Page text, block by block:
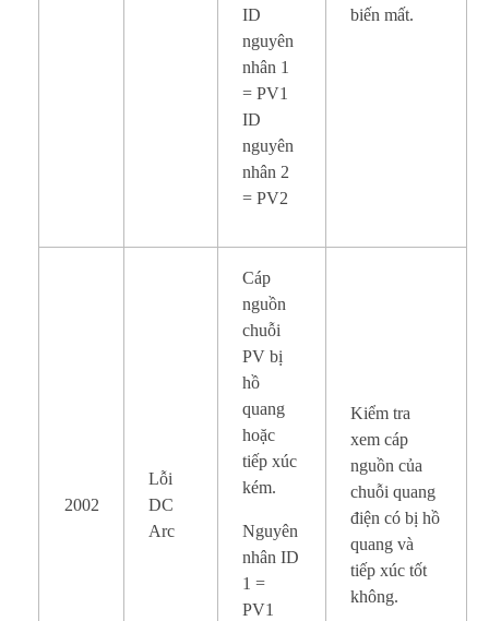
ID
nguyên
nhân 1
= PV1
ID
nguyên
nhân 2
= PV2
biến mất.
2002
Lỗi
DC
Arc
Cáp
nguồn
chuỗi
PV bị
hồ
quang
hoặc
tiếp xúc
kém.
Nguyên
nhân ID
1 =
PV1
Kiểm tra
xem cáp
nguồn của
chuỗi quang
điện có bị hồ
quang và
tiếp xúc tốt
không.